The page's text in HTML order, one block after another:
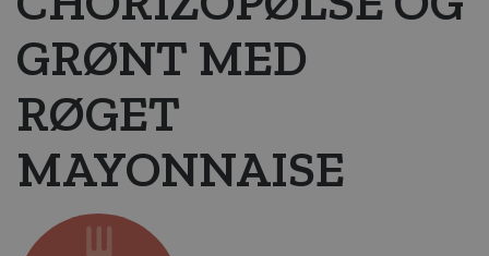
GRØNT MED
RØGET
MAYONNAISE